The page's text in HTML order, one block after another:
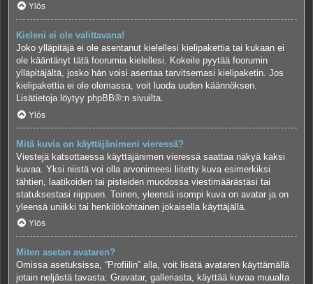
Ylös
Kieleni ei ole valittavana!
Joko ylläpitäjä ei ole asentanut kielellesi kielipakettia tai kukaan ei
ole kääntänyt tätä foorumia kielellesi. Kokeile pyytää foorumin
ylläpitäjältä, josko hän voisi asentaa tarvitsemasi kielipaketin. Jos
kielipakettia ei ole olemassa, voit luoda uuden käännöksen.
Lisätietoja löytyy phpBB®:n sivuilta.
Ylös
Mitä kuvia on käyttäjänimeni vieressä?
Viestejä katsottaessa käyttäjänimen vieressä saattaa näkyä kaksi
kuvaa. Yksi niistä voi olla arvonimeesi liitetty kuva esimerkiksi
tähtien, laatikoiden tai pisteiden muodossa viestimäärästäsi tai
statuksestasi riippuen. Toinen, yleensä isompi kuva on avatar ja on
yleensä uniikki tai henkilökohtainen jokaisella käyttäjällä.
Ylös
Miten asetan avataren?
Omissa asetuksissa, “Profiilin” alla, voit lisätä avataren käyttämällä
jotain neljästä tavasta: Gravatar, galleriasta, käyttää kuvaa muualta